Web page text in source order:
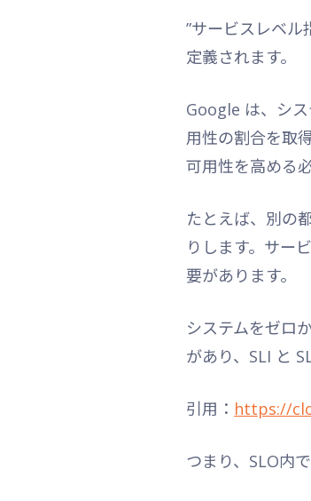
”サービスレベ
定義されます。
Google は、シ
用性の割合を取
可用性を高める
たとえば、別の
りします。サー
要があります。
システムをゼロ
があり、SLI と
引用： https://
つまり、SLO内